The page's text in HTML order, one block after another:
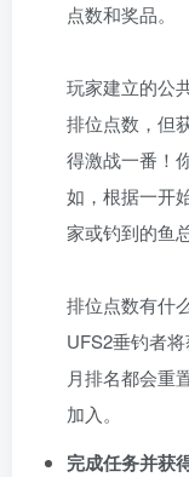
点数和奖品。
玩家建立的公
排位点数，但
得激战一番！
如，根据一开
家或钓到的鱼
排位点数有什
UFS2垂钓者
月排名都会重
加入。
完成任务并获